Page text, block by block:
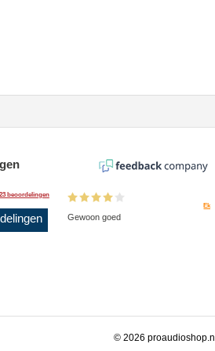
beoordelingen
Ek
Gewoon goed
© 2026 proaudioshop.nl